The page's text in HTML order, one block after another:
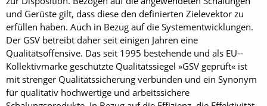
und Gerüste gilt, dass diese den definierten Zielevektor zu
erfüllen haben. Auch in Bezug auf die Systementwicklungen.
Der GSV betreibt daher seit einigen Jahren eine
Qualitätsoffensive. Das seit 1995 bestehende und als EU-­
Kollektivmarke geschützte Qualitätssiegel »GSV geprüft« ist
mit strenger Qualitätssicherung verbunden und ein Synonym
für qualitativ hochwertige und arbeitssichere